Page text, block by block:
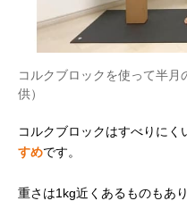
コルクブロックを使って半
供）
コルクブロックはすべりにく
すめです。
重さは1kg近くあるものもあ